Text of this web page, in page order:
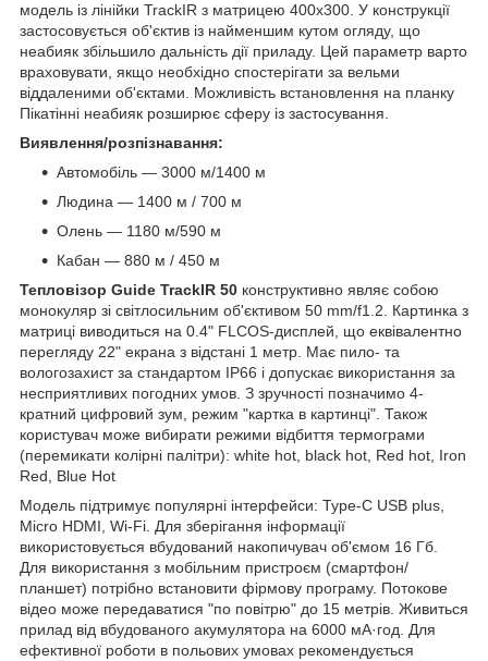
модель із лінійки TrackIR з матрицею 400х300. У конструкції
застосовується об'єктив із найменшим кутом огляду, що
неабияк збільшило дальність дії приладу. Цей параметр варто
враховувати, якщо необхідно спостерігати за вельми
віддаленими об'єктами. Можливість встановлення на планку
Пікатінні неабияк розширює сферу із застосування.
Виявлення/розпізнавання:
Автомобіль — 3000 м/1400 м
Людина — 1400 м / 700 м
Олень — 1180 м/590 м
Кабан — 880 м / 450 м
Тепловізор Guide TrackIR 50 конструктивно являє собою
монокуляр зі світлосильним об'єктивом 50 mm/f1.2. Картинка з
матриці виводиться на 0.4" FLCOS-дисплей, що еквівалентно
перегляду 22" екрана з відстані 1 метр. Має пило- та
вологозахист за стандартом IP66 і допускає використання за
несприятливих погодних умов. З зручності позначимо 4-
кратний цифровий зум, режим "картка в картинці". Також
користувач може вибирати режими відбиття термограми
(перемикати колірні палітри): white hot, black hot, Red hot, Iron
Red, Blue Hot
Модель підтримує популярні інтерфейси: Type-C USB plus,
Micro HDMI, Wi-Fi. Для зберігання інформації
використовується вбудований накопичувач об'ємом 16 Гб.
Для використання з мобільним пристроєм (смартфон/
планшет) потрібно встановити фірмову програму. Потокове
відео може передаватися "по повітрю" до 15 метрів. Живиться
прилад від вбудованого акумулятора на 6000 мА·год. Для
ефективної роботи в польових умовах рекомендується